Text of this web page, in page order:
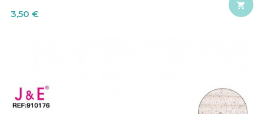
Precio
3,50 €
